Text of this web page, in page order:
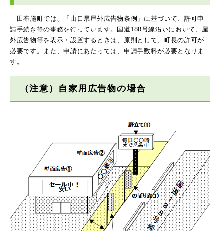
田布施町では、「山口県屋外広告物条例」に基づいて、許可申
請手続き等の事務を行っています。国道188号線沿いにおいて、屋
外広告物等を表示・設置するときは、原則として、町長の許可が
必要です。また、申請にあたっては、申請手数料が必要となりま
す。
（注意）自家用広告物の場合